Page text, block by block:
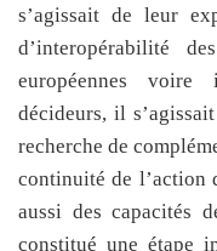
s’agissait de leur
d’interopérabilité
européennes voire
décideurs, il
recherche de
continuité de l’action
aussi des capacités
constitué une étape